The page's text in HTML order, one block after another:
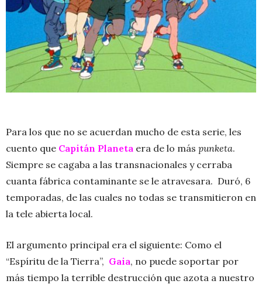
Para los que no se acuerdan mucho de esta serie, les
cuento que Capitán Planeta era de lo más punketa.
Siempre se cagaba a las transnacionales y cerraba
cuanta fábrica contaminante se le atravesara. Duró, 6
temporadas, de las cuales no todas se transmitieron en
la tele abierta local.
El argumento principal era el siguiente: Como el
“Espíritu de la Tierra”, Gaia, no puede soportar por
más tiempo la terrible destrucción que azota a nuestro